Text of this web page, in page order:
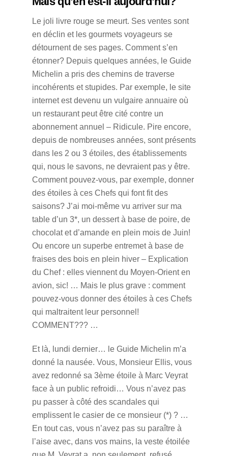
Le joli livre rouge se meurt. Ses ventes sont
en déclin et les gourmets voyageurs se
détournent de ses pages. Comment s’en
étonner? Depuis quelques années, le Guide
Michelin a pris des chemins de traverse
incohérents et stupides. Par exemple, le site
internet est devenu un vulgaire annuaire où
un restaurant peut être cité contre un
abonnement annuel – Ridicule. Pire encore,
depuis de nombreuses années, sont présents
dans les 2 ou 3 étoiles, des établissements
qui, nous le savons, ne devraient pas y être.
Comment pouvez-vous, par exemple, donner
des étoiles à ces Chefs qui font fit des
saisons? J’ai moi-même vu arriver sur ma
table d’un 3*, un dessert à base de poire, de
chocolat et d’amande en plein mois de Juin!
Ou encore un superbe entremet à base de
fraises des bois en plein hiver – Explication
du Chef : elles viennent du Moyen-Orient en
avion, sic! … Mais le plus grave : comment
pouvez-vous donner des étoiles à ces Chefs
qui maltraitent leur personnel !
COMMENT??? …
Et là, lundi dernier… le Guide Michelin m’a
donné la nausée. Vous, Monsieur Ellis, vous
avez redonné sa 3ème étoile à Marc Veyrat
face à un public refroidi… Vous n’avez pas
pu passer à côté des scandales qui
emplissent le casier de ce monsieur (*) ? …
En tout cas, vous n’avez pas su paraître à
l’aise avec, dans vos mains, la veste étoilée